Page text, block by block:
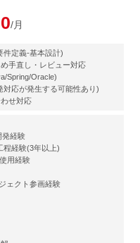
/月
件定義-基本設計)
手直し・レビュー対応
Spring/Oracle)
対応が発生する可能性あり)
せ対応
発経験
程経験(3年以上)
用経験
ェクト参画経験